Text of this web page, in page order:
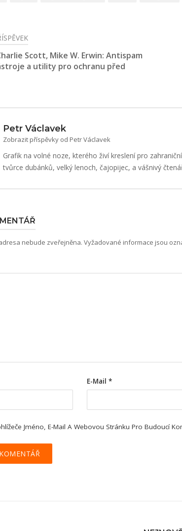
Scott, Mike W. Erwin: Antispam
a utility pro ochranu před
Petr Václavek
Zobrazit příspěvky od Petr Václavek
Grafik na volné noze, kterého živí kreslení pro
tvůrce dubánků, velký lenoch, čajopijec, a vášnivý
nebude zveřejněna. Vyžadované informace jsou
E-Mail*
Jméno, E-Mail A Webovou Stránku Pro Budoucí